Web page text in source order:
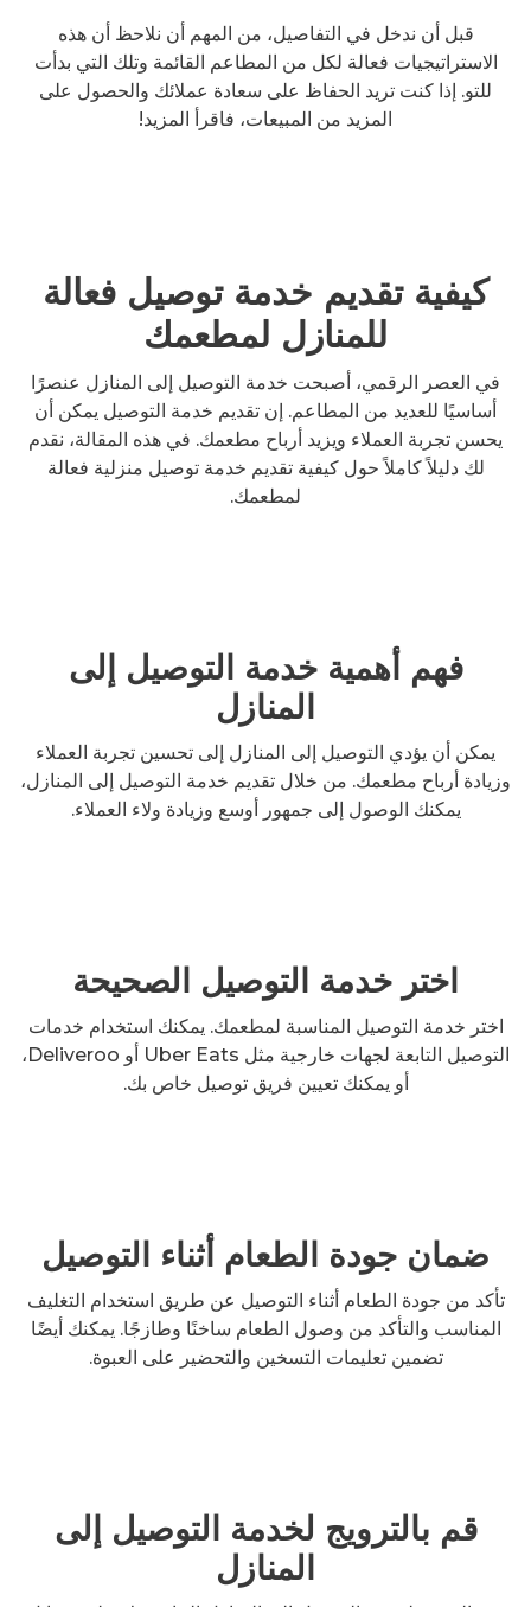
قبل أن ندخل في التفاصيل، من المهم أن نلاحظ أن هذه
الاستراتيجيات فعالة لكل من المطاعم القائمة وتلك التي بدأت
للتو. إذا كنت تريد الحفاظ على سعادة عملائك والحصول على
المزيد من المبيعات، فاقرأ المزيد!
كيفية تقديم خدمة توصيل فعالة
للمنازل لمطعمك
في العصر الرقمي، أصبحت خدمة التوصيل إلى المنازل عنصرًا
أساسيًا للعديد من المطاعم. إن تقديم خدمة التوصيل يمكن أن
يحسن تجربة العملاء ويزيد أرباح مطعمك. في هذه المقالة، نقدم
لك دليلاً كاملاً حول كيفية تقديم خدمة توصيل منزلية فعالة
لمطعمك.
فهم أهمية خدمة التوصيل إلى
المنازل
يمكن أن يؤدي التوصيل إلى المنازل إلى تحسين تجربة العملاء
وزيادة أرباح مطعمك. من خلال تقديم خدمة التوصيل إلى المنازل،
يمكنك الوصول إلى جمهور أوسع وزيادة ولاء العملاء.
اختر خدمة التوصيل الصحيحة
اختر خدمة التوصيل المناسبة لمطعمك. يمكنك استخدام خدمات
التوصيل التابعة لجهات خارجية مثل Uber Eats أو Deliveroo،
أو يمكنك تعيين فريق توصيل خاص بك.
ضمان جودة الطعام أثناء التوصيل
تأكد من جودة الطعام أثناء التوصيل عن طريق استخدام التغليف
المناسب والتأكد من وصول الطعام ساخنًا وطازجًا. يمكنك أيضًا
تضمين تعليمات التسخين والتحضير على العبوة.
قم بالترويج لخدمة التوصيل إلى
المنازل